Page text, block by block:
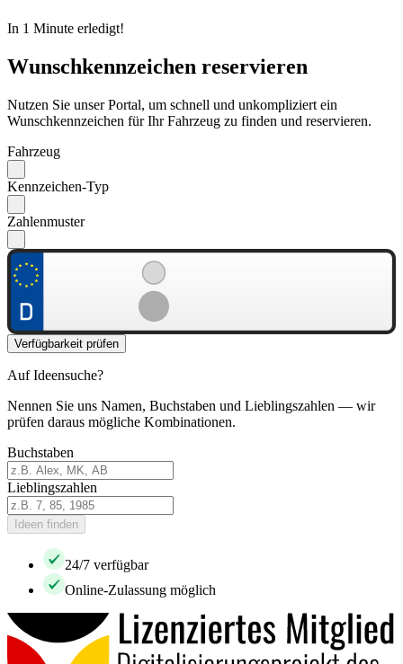
In 1 Minute erledigt!
Wunschkennzeichen reservieren
Nutzen Sie unser Portal, um schnell und unkompliziert ein
Wunschkennzeichen für Ihr Fahrzeug zu finden und reservieren.
Fahrzeug
Kennzeichen-Typ
Zahlenmuster
Verfügbarkeit prüfen
Auf Ideensuche?
Nennen Sie uns Namen, Buchstaben und Lieblingszahlen — wir
prüfen daraus mögliche Kombinationen.
Buchstaben
Lieblingszahlen
Ideen finden
24/7 verfügbar
Online-Zulassung möglich